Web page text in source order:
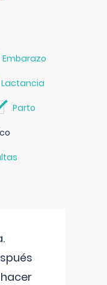
Embarazo
Lactancia
Parto